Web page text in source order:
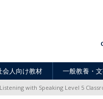
会人向け教材 一般教養・
with Speaking Level 5